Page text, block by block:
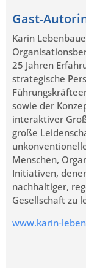
Gast-
Karin
25 Jahren
strategische
sowie der
interaktiver
große
Menschen,
Initiativen,
nachhaltiger,
Gesellschaft zu
www.karin-